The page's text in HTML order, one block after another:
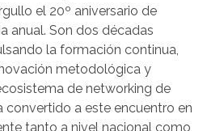
el 20º aniversario de
anual. Son dos décadas
la formación continua,
metodológica y
de networking de
convertido a este encuentro en
tanto a nivel nacional como